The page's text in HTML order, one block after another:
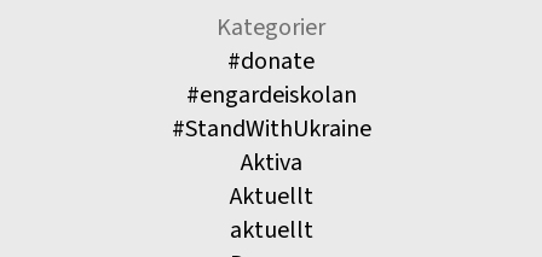
Kategorier
#donate
#engardeiskolan
#StandWithUkraine
Aktiva
Aktuellt
aktuellt